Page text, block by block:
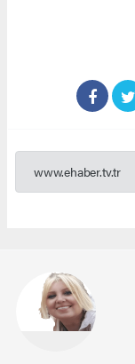
www.ehaber.tv.tr